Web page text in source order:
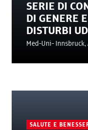
SERIE DI
DI GENERE
DISTURBI
Med-Uni- Innsbruck,
SALUTE E